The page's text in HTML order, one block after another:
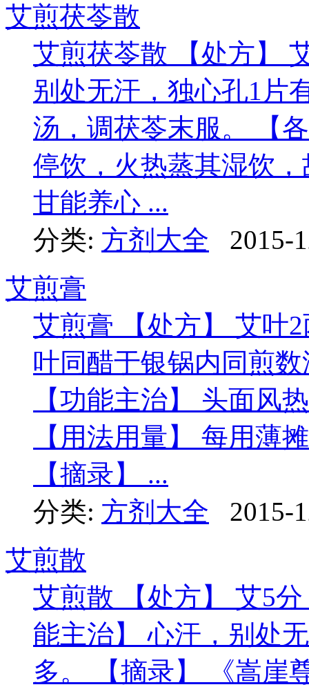
艾煎茯苓散
艾煎茯苓散 【处方】
别处无汗，独心孔1片
汤，调茯苓末服。 【
停饮，火热蒸其湿饮
甘能养心 ...
分类: 方剂大全
2015-
艾煎膏
艾煎膏 【处方】 艾叶
叶同醋于银锅内同煎
【功能主治】 头面风
【用法用量】 每用薄
【摘录】 ...
分类: 方剂大全
2015-
艾煎散
艾煎散 【处方】 艾5
能主治】 心汗，别处
多。 【摘录】 《嵩崖